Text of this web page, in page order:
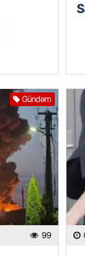
Gündəm
99